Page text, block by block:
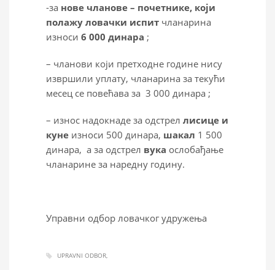
-за нове чланове – почетнике, који
полажу ловачки испит чланарина
износи 6 000 динара ;
– чланови који претходне године нису
извршили уплату, чланарина за текући
месец се повећава за 3 000 динара ;
– износ надокнаде за одстрел лисице и
куне износи 500 динара, шакал 1 500
динара, а за одстрел вука ослобађање
чланарине за наредну годину.
Управни одбор ловачког удружења
UPRAVNI ODBOR